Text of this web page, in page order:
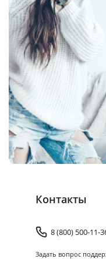
Контакты
8 (800) 500-11-
Задать вопрос